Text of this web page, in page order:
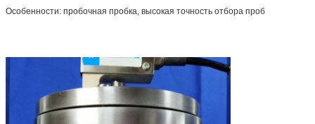
Особенности: пробочная пробка, высокая точность отбора проб